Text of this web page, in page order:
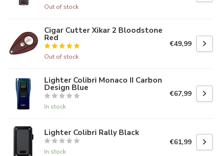
Out of stock
Cigar Cutter Xikar 2 Bloodstone
Red
Out of stock
€49,99
Lighter Colibri Monaco II Carbon
Design Blue
In stock
€67,99
Lighter Colibri Rally Black
In stock
€61,99